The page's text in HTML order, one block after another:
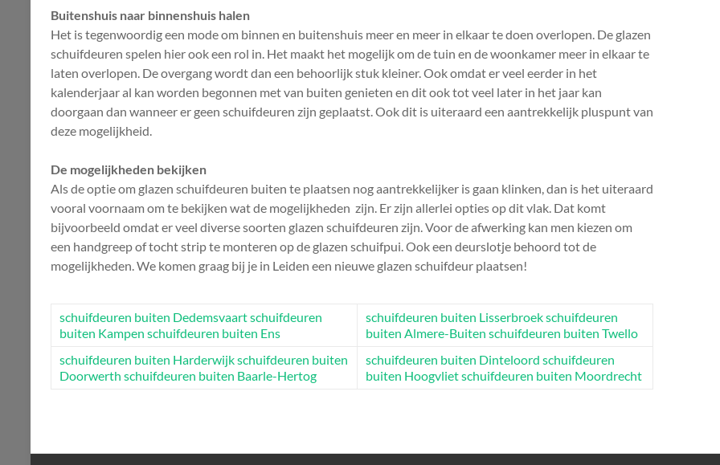
Buitenshuis naar binnenshuis halen
Het is tegenwoordig een mode om binnen en buitenshuis meer en meer in elkaar te doen overlopen. De glazen
schuifdeuren spelen hier ook een rol in. Het maakt het mogelijk om de tuin en de woonkamer meer in elkaar te
laten overlopen. De overgang wordt dan een behoorlijk stuk kleiner. Ook omdat er veel eerder in het
kalenderjaar al kan worden begonnen met van buiten genieten en dit ook tot veel later in het jaar kan
doorgaan dan wanneer er geen schuifdeuren zijn geplaatst. Ook dit is uiteraard een aantrekkelijk pluspunt van
deze mogelijkheid.
De mogelijkheden bekijken
Als de optie om glazen schuifdeuren buiten te plaatsen nog aantrekkelijker is gaan klinken, dan is het uiteraard
vooral voornaam om te bekijken wat de mogelijkheden zijn. Er zijn allerlei opties op dit vlak. Dat komt
bijvoorbeeld omdat er veel diverse soorten glazen schuifdeuren zijn. Voor de afwerking kan men kiezen om
een handgreep of tocht strip te monteren op de glazen schuifpui. Ook een deurslotje behoord tot de
mogelijkheden. We komen graag bij je in Leiden een nieuwe glazen schuifdeur plaatsen!
schuifdeuren buiten Dedemsvaartschuifdeuren
buiten Kampen schuifdeuren buiten Ens
schuifdeuren buiten Lisserbroekschuifdeuren
buiten Almere-Buiten schuifdeuren buiten Twello
schuifdeuren buiten Harderwijkschuifdeuren buiten
Doorwerth schuifdeuren buiten Baarle-Hertog
schuifdeuren buiten Dinteloord schuifdeuren
buiten Hoogvlietschuifdeuren buiten Moordrecht